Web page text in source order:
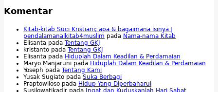
Komentar
Kitab-kitab Suci Kristiani; apa & bagaimana isinya |
pendalamanalkitab4muslim pada Nama-nama Kitab
Elisanta pada Tentang GKJ
kristanto pada Tentang GKJ
Elisanta pada Hiduplah Dalam Keadilan & Perdamaian
Maryo Manjaruni pada Hiduplah Dalam Keadilan & Perdamaian
Yoseph pada Tentang Kami
Yusak Sugiato pada Suka Berbagi
Praptowiloso pada Hidup Yang Diperbaharui
Susilowatikadir pada
Ingat dan Kuduskanlah Hari Sabat